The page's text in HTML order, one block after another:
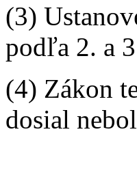
(3)
podľa 2. a
(4) Zákon
dosial